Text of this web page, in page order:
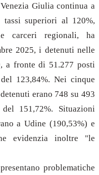
Giulia continua a
superiori al 120%,
carceri regionali, ha
2025, i detenuti nelle
a fronte di 51.277 posti
123,84%. Nei cinque
erano 748 su 493
151,72%. Situazioni
a Udine (190,53%) e
evidenzia inoltre "le
problematiche